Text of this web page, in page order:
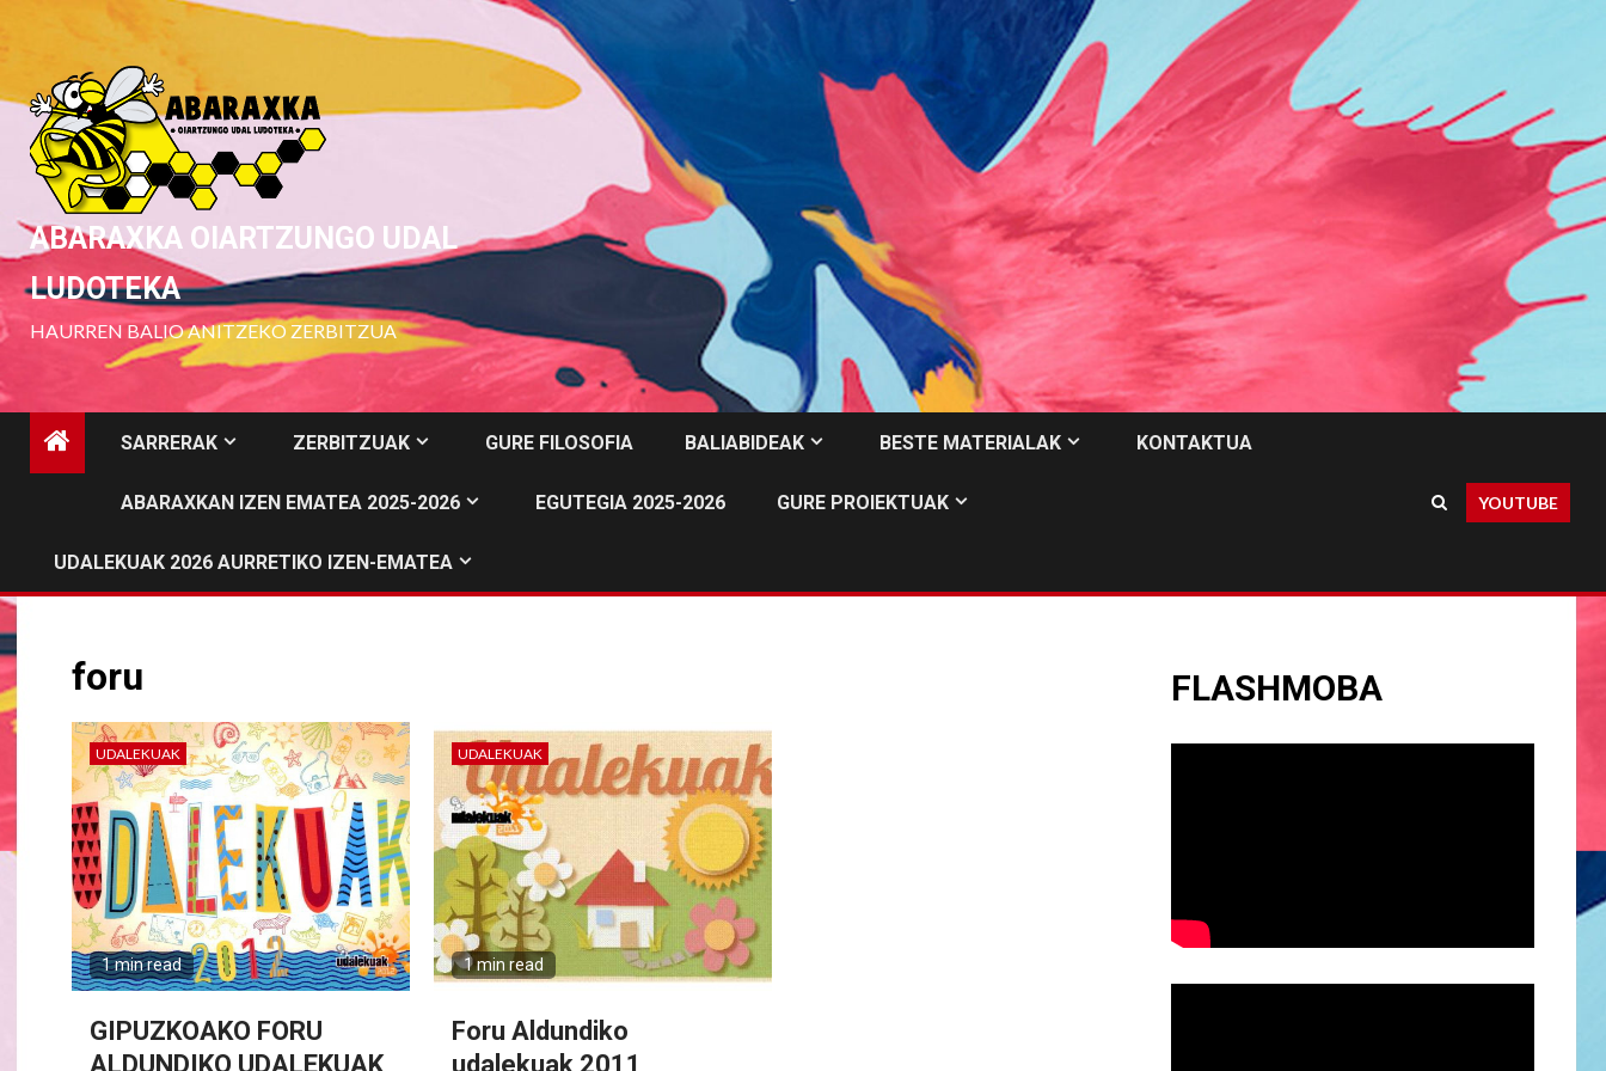
to
content
ABARAXKA OIARTZUNGO UDAL
LUDOTEKA
HAURREN BALIO ANITZEKO ZERBITZUA
SARRERAK ZERBITZUAK GURE FILOSOFIA BALIABIDEAK BESTE MATERIALAK KONTAKTUA
ABARAXKAN IZEN EMATEA 2025-2026 EGUTEGIA 2025-2026 GURE PROIEKTUAK
UDALEKUAK 2026 AURRETIKO IZEN-EMATEA
YOUTUBE
foru
UDALEKUAK
1 min read
GIPUZKOAKO FORU
ALDUNDIKO UDALEKUAK
UDALEKUAK
1 min read
Foru Aldundiko
udalekuak 2011
FLASHMOBA